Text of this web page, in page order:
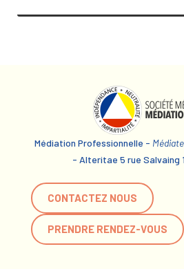
Médiation Professionnelle -
- Alteritae 5 rue Salvaing
CONTACTEZ NOUS
PRENDRE RENDEZ-VOUS